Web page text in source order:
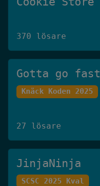
370 lösare
Gotta go fast
Knäck Koden 2025
27 lösare
JinjaNinja
SCSC 2025 Kval